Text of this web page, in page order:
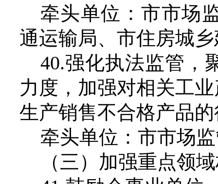
牵头单位：市市场
通运输局、市住房城
40.强化执法监管，
力度，加强对相关工
生产销售不合格产品
牵头单位：市市场
（三）加强重点领